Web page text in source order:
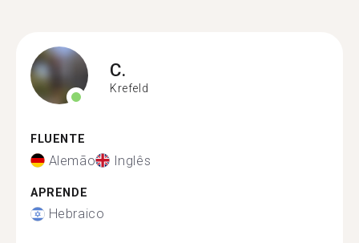
C.
Krefeld
FLUENTE
Alemão Inglês
APRENDE
Hebraico